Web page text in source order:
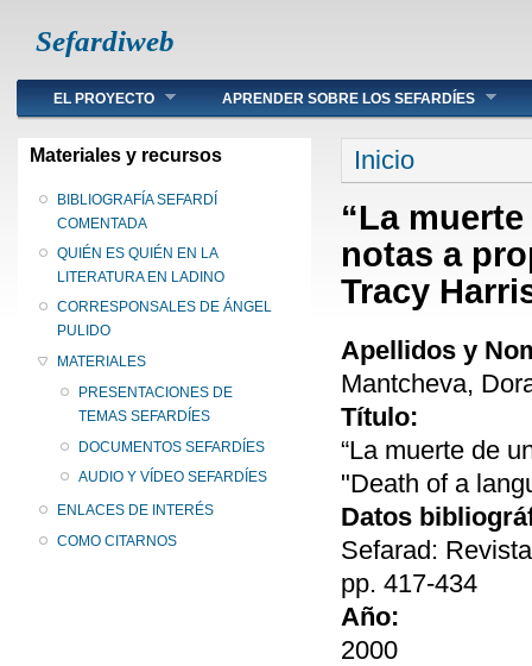
Sefardiweb
Main menu
EL PROYECTO APRENDER SOBRE LOS SEFARDÍES
Materiales y recursos
BIBLIOGRAFÍA SEFARDÍ
COMENTADA
QUIÉN ES QUIÉN EN LA
LITERATURA EN LADINO
CORRESPONSALES DE ÁNGEL
PULIDO
MATERIALES
PRESENTACIONES DE
TEMAS SEFARDÍES
DOCUMENTOS SEFARDÍES
AUDIO Y VÍDEO SEFARDÍES
ENLACES DE INTERÉS
COMO CITARNOS
Se encuentra
Inicio
“La
notas a
Tracy
Apellidos y
Mantcheva,
Título:
“La muerte de
"Death of a
Datos
Sefarad:
pp. 417-434
Año:
2000